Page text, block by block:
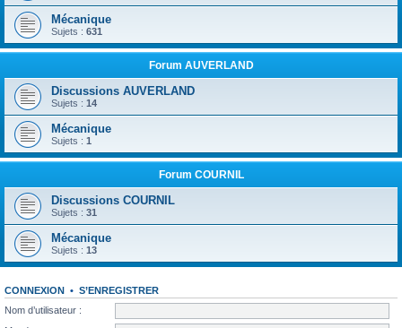
Mécanique
Sujets : 631
Forum AUVERLAND
Discussions AUVERLAND
Sujets : 14
Mécanique
Sujets : 1
Forum COURNIL
Discussions COURNIL
Sujets : 31
Mécanique
Sujets : 13
CONNEXION • S’ENREGISTRER
Nom d’utilisateur :